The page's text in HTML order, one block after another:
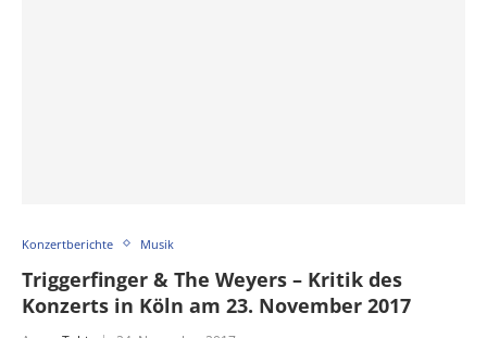
Konzertberichte Musik
Triggerfinger & The Weyers – Kritik des
Konzerts in Köln am 23. November 2017